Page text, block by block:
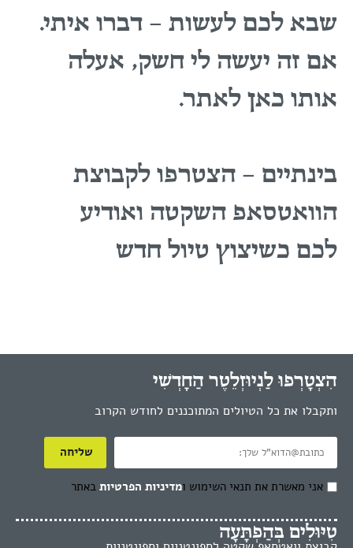
שבא לכם לעשות – דברו איתי.
אם זה יעשה לי חשק, אעלה
אותו כאן לאתר.
בינתיים – הצטרפו לקבוצת
הוואטסאפ השקטה ואודיע
לכם כשיצוץ טיול חדש
הִצְטָרְפוּ לַנְיוּזְלֵטֶר הַחָדְשִׁי
ותקבלו את כל הטיולים המתוכננים לחודש הקרוב
אני מאשרת את תנאי השימוש ומדיניות הפרטיות באתר
שליחה
טִיּוּלִים בְּהַפְתָּעָה